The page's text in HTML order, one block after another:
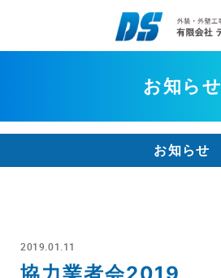
お知らせ
お知らせ
2019.01.11